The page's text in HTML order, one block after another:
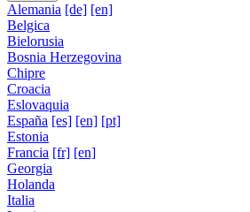
Alemania [de] [en]
Belgica
Bielorusia
Bosnia Herzegovina
Chipre
Croacia
Eslovaquia
España [es] [en] [pt]
Estonia
Francia [fr] [en]
Georgia
Holanda
Italia